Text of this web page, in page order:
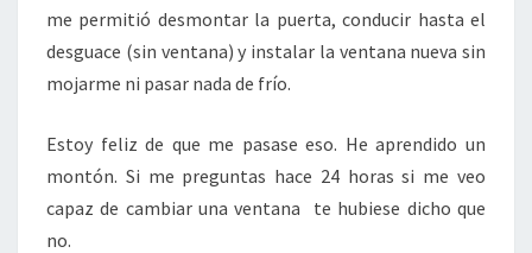
me permitió desmontar la puerta, conducir hasta el
desguace (sin ventana) y instalar la ventana nueva sin
mojarme ni pasar nada de frío.
Estoy feliz de que me pasase eso. He aprendido un
montón. Si me preguntas hace 24 horas si me veo
capaz de cambiar una ventana te hubiese dicho que
no.